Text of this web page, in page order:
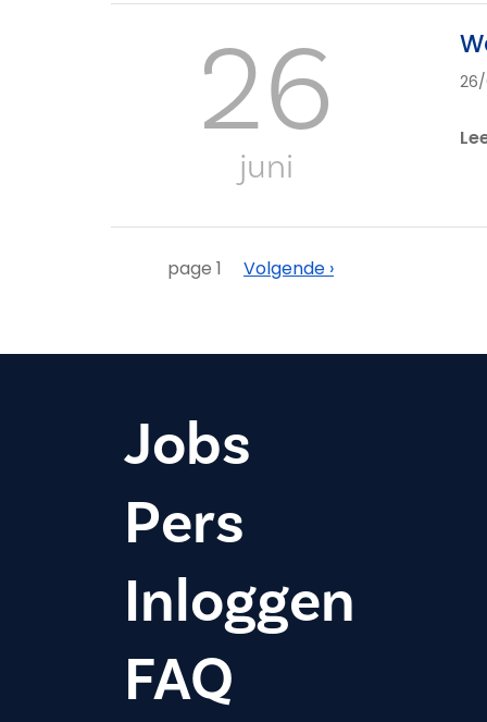
26
juni
Paginering
page 1 Volgende
Volgende ›
Jobs
Pers
Inloggen
FAQ